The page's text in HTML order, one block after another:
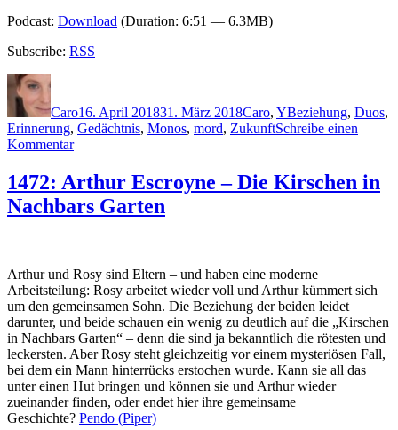
Podcast: Download (Duration: 6:51 — 6.3MB)
Subscribe: RSS
Autor
Caro16. April 201831. März 2018Caro, YBeziehung, Duos,
Erinnerung, Gedächtnis, Monos, mord, ZukunftSchreibe einen
Kommentarzu
Felicia
Yap
–
1472: Arthur Escroyne – Die Kirschen in
Nachbars Garten
Arthur und Rosy sind Eltern – und haben eine moderne
Arbeitsteilung: Rosy arbeitet wieder voll und Arthur kümmert sich
um den gemeinsamen Sohn. Die Beziehung der beiden leidet
darunter, und beide schauen ein wenig zu deutlich auf die „Kirschen
in Nachbars Garten“ – denn die sind ja bekanntlich die rötesten und
leckersten. Aber Rosy steht gleichzeitig vor einem mysteriösen Fall,
bei dem ein Mann hinterrücks erstochen wurde. Kann sie all das
unter einen Hut bringen und können sie und Arthur wieder
zueinander finden, oder endet hier ihre gemeinsame
Geschichte? Pendo (Piper)